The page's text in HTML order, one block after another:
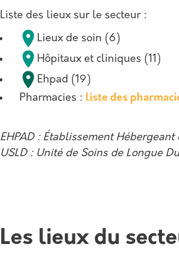
Description
Liste des lieux sur le secteur :
Lieux de soin (6)
Hôpitaux et cliniques (11)
Ehpad (19)
Pharmacies : liste des
EHPAD : Établissement
USLD : Unité de Soins de Longue
Les lieux du